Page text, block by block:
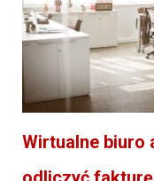
Wirtualne biuro